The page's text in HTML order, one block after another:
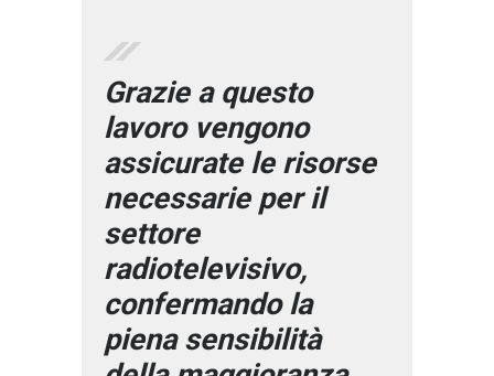
Grazie a questo
lavoro vengono
assicurate le risorse
necessarie per il
settore
radiotelevisivo,
confermando la
piena sensibilità